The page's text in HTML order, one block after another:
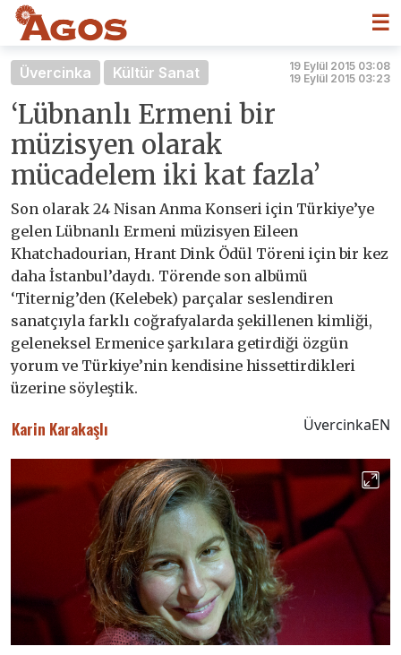
☰
Üvercinka Kültür Sanat
19 Eylül 2015 03:08
19 Eylül 2015 03:23
‘Lübnanlı Ermeni bir
müzisyen olarak
mücadelem iki kat fazla’
Son olarak 24 Nisan Anma Konseri için Türkiye’ye
gelen Lübnanlı Ermeni müzisyen Eileen
Khatchadourian, Hrant Dink Ödül Töreni için bir kez
daha İstanbul’daydı. Törende son albümü
‘Titernig’den (Kelebek) parçalar seslendiren
sanatçıyla farklı coğrafyalarda şekillenen kimliği,
geleneksel Ermenice şarkılara getirdiği özgün
yorum ve Türkiye’nin kendisine hissettirdikleri
üzerine söyleştik.
Karin Karakaşlı ÜvercinkaEN